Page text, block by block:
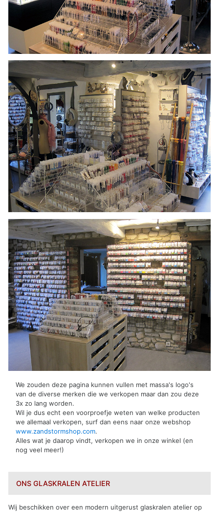
We zouden deze pagina kunnen vullen met massa's logo's
van de diverse merken die we verkopen maar dan zou deze
3x zo lang worden.
Wil je dus echt een voorproefje weten van welke producten
we allemaal verkopen, surf dan eens naar onze webshop
www.zandstormshop.com.
Alles wat je daarop vindt, verkopen we in onze winkel (en
nog veel meer!)
ONS GLASKRALEN ATELIER
Wij beschikken over een modern uitgerust glaskralen atelier op